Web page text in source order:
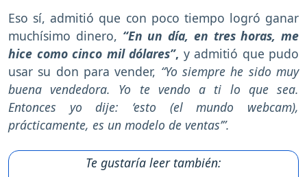
Eso sí, admitió que con poco tiempo logró ganar
muchísimo dinero, “En un día, en tres horas, me
hice como cinco mil dólares”, y admitió que pudo
usar su don para vender, “Yo siempre he sido muy
buena vendedora. Yo te vendo a ti lo que sea.
Entonces yo dije: ‘esto (el mundo webcam),
prácticamente, es un modelo de ventas’”.
Te gustaría leer también: